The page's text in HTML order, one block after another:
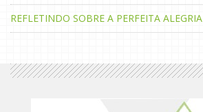
REFLETINDO SOBRE A PERFEITA ALEGRIA